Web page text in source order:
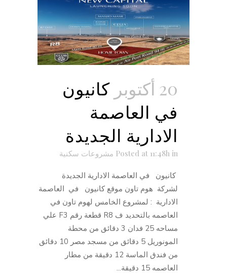
20 أكتوبر
كانيون
في العاصمة
الادارية الجديدة
Posted at 11:48h in مشروعات سكنية
كانيون في العاصمة الادارية الجديدة
لشركة هوم تاون موقع كانيون في العاصمة
الادارية : لمشروع الخامس لهوم تاون في
العاصمه بالتحديد ف R8 قطعة رقم F3 علي
مساحه 25 فدان 3 دقائق من محطة
المونوريل 5 دقائق من مسجد مصر 10 دقائق
من فندق الماسة 12 دقيقة من مطار
العاصمه 15 دقيقة...